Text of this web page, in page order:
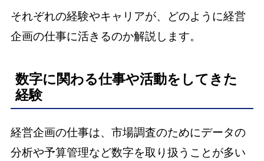
それぞれの経験やキャリアが、どのように経営
企画の仕事に活きるのか解説します。
数字に関わる仕事や活動をしてきた
経験
経営企画の仕事は、市場調査のためにデータの
分析や予算管理など数字を取り扱うことが多い